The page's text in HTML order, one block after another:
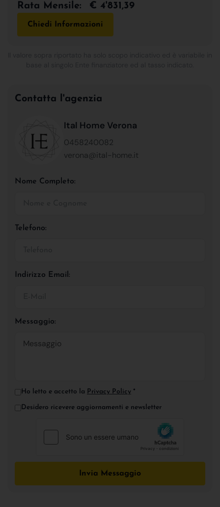
Rata Mensile: € 4'831,39
Chiedi Informazioni
Contatta l'agenzia
Ital Home Verona
0458240082
verona@ital-home.it
Nome Completo:
Telefono:
Indirizzo Email:
Messaggio:
Ho letto e accetto la Privacy Policy *
Desidero ricevere aggiornamenti e newsletter
Invia Messaggio